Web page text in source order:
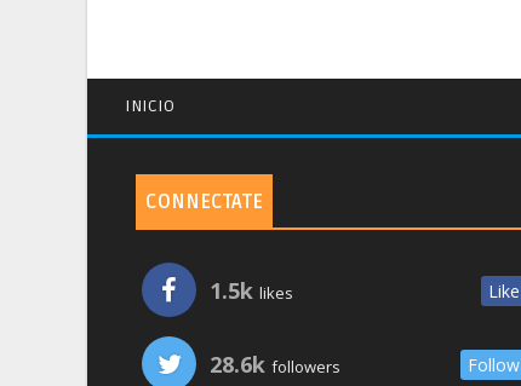
INICIO
CONNECTATE
1.5k likes Like
28.6k followers Follow